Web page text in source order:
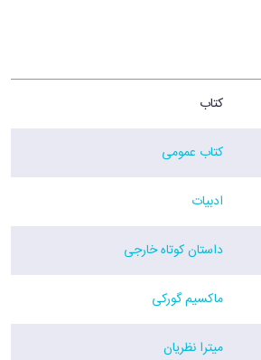
کتاب
کتاب عمومی
ادبیات
داستان کوتاه خارجی
ماکسیم گورکی
میترا نظریان